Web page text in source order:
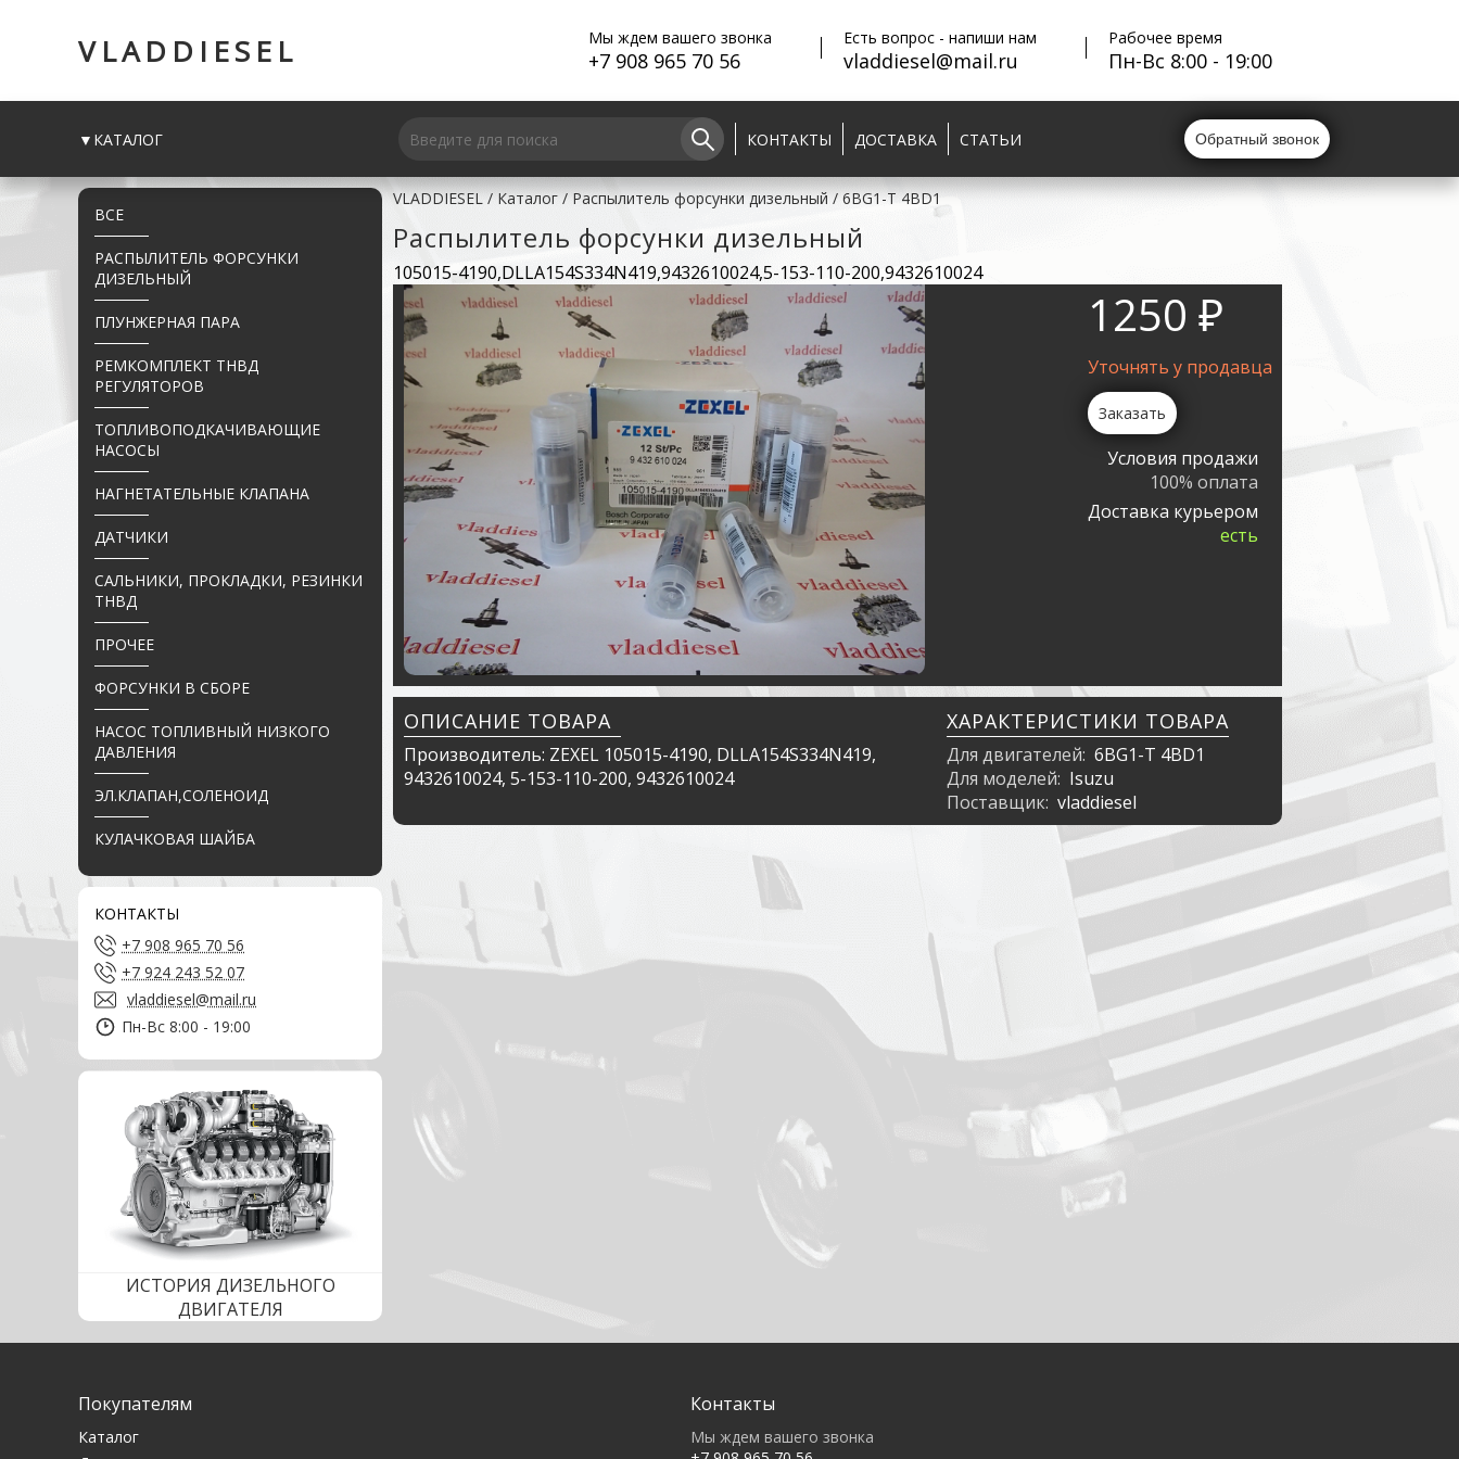
VLADDIESEL Мы ждем вашего звонка
+7 908 965 70 56
Есть вопрос - напиши нам
vladdiesel@mail.ru
Рабочее время
Пн-Вс 8:00 - 19:00
▼КАТАЛОГ КОНТАКТЫ ДОСТАВКА СТАТЬИ Обратный звонок
ВСЕ
РАСПЫЛИТЕЛЬ ФОРСУНКИ
ДИЗЕЛЬНЫЙ
ПЛУНЖЕРНАЯ ПАРА
РЕМКОМПЛЕКТ ТНВД
РЕГУЛЯТОРОВ
ТОПЛИВОПОДКАЧИВАЮЩИЕ
НАСОСЫ
НАГНЕТАТЕЛЬНЫЕ КЛАПАНА
ДАТЧИКИ
САЛЬНИКИ, ПРОКЛАДКИ, РЕЗИНКИ
ТНВД
ПРОЧЕЕ
ФОРСУНКИ В СБОРЕ
НАСОС ТОПЛИВНЫЙ НИЗКОГО
ДАВЛЕНИЯ
ЭЛ.КЛАПАН,СОЛЕНОИД
КУЛАЧКОВАЯ ШАЙБА
КОНТАКТЫ
+7 908 965 70 56
+7 924 243 52 07
vladdiesel@mail.ru
Пн-Вс 8:00 - 19:00
ИСТОРИЯ ДИЗЕЛЬНОГО
ДВИГАТЕЛЯ
VLADDIESEL/Каталог /Распылитель форсунки дизельный /6BG1-T 4BD1
Распылитель форсунки дизельный
105015-4190,DLLA154S334N419,9432610024,5-153-110-200,9432610024
1250 ₽
Уточнять у продавца
Заказать
Условия продажи
100% оплата
Доставка курьером
есть
ОПИСАНИЕ ТОВАРА
Производитель: ZEXEL 105015-4190, DLLA154S334N419,
9432610024, 5-153-110-200, 9432610024
ХАРАКТЕРИСТИКИ ТОВАРА
Для двигателей: 6BG1-T 4BD1
Для моделей: Isuzu
Поставщик: vladdiesel
Покупателям
Каталог
Контакты
Мы ждем вашего звонка